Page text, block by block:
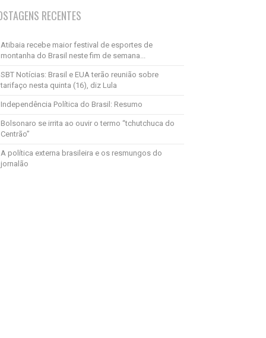
RECENTES
Atibaia recebe maior festival de esportes de
montanha do Brasil neste fim de semana...
SBT Notícias: Brasil e EUA terão reunião sobre
tarifaço nesta quinta (16), diz Lula
Independência Política do Brasil: Resumo
Bolsonaro se irrita ao ouvir o termo “tchutchuca do
Centrão”
A política externa brasileira e os resmungos do
jornalão